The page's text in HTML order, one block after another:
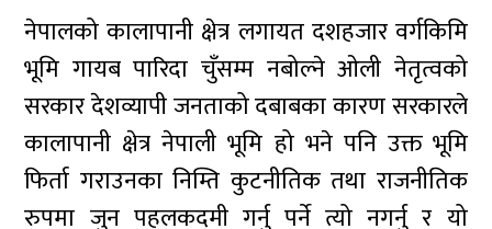
नेपालको कालापानी क्षेत्र लगायत दशहजार वर्गकिमि
भूमि गायब पारिदा चुँसम्म नबोल्ने ओली नेतृत्वको
सरकार देशव्यापी जनताको दबाबका कारण सरकारले
कालापानी क्षेत्र नेपाली भूमि हो भने पनि उक्त भूमि
फिर्ता गराउनका निम्ति कुटनीतिक तथा राजनीतिक
रुपमा जुन पहलकदमी गर्नु पर्ने त्यो नगर्नु र यो